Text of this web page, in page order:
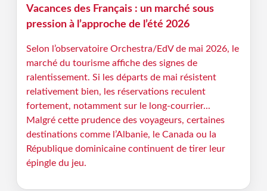
Vacances des Français : un marché sous
pression à l’approche de l’été 2026
Selon l’observatoire Orchestra/EdV de mai 2026, le
marché du tourisme affiche des signes de
ralentissement. Si les départs de mai résistent
relativement bien, les réservations reculent
fortement, notamment sur le long-courrier...
Malgré cette prudence des voyageurs, certaines
destinations comme l’Albanie, le Canada ou la
République dominicaine continuent de tirer leur
épingle du jeu.